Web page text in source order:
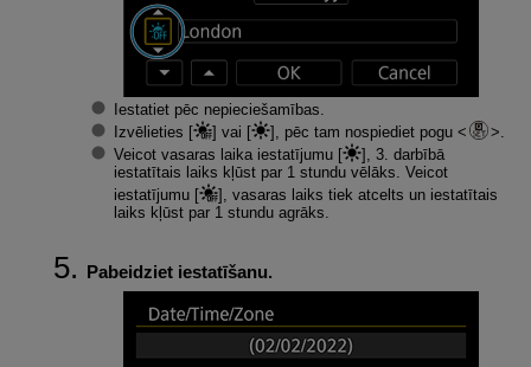
Iestatiet pēc nepieciešamības.
Izvēlieties [
] vai [ ], pēc tam nospiediet pogu
Veicot vasaras laika iestatījumu [
], 3. darbībā
iestatītais laiks kļūst par 1 stundu vēlāks. Veicot
iestatījumu [
], vasaras laiks tiek atcelts un iestatītais
laiks kļūst par 1 stundu agrāks.
Pabeidziet iestatīšanu.